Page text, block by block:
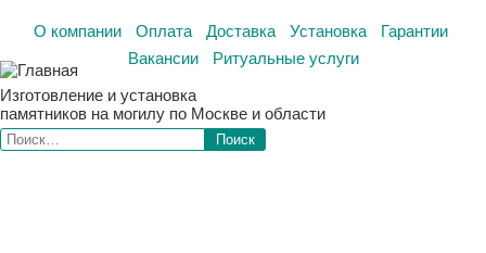
О компании Оплата Доставка Установка
Гарантии
Вакансии
Ритуальные услуги
Изготовление и установка
памятников на могилу по Москве и области